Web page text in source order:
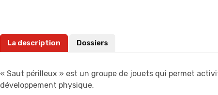
La description Dossiers
« Saut périlleux » est un groupe de jouets qui permet
développement physique.